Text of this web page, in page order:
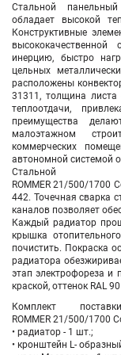
Стальной
обладает высокой
Конструктивные
инерцию, быстро
цельных
расположены
31311, толщина
теплоотдачи,
преимущества
малоэтажном
коммерческих
автономной системой
Стальной
ROMMER 21/500/1700
442. Точечная сварка
каналов позволяет
Каждый радиатор
крышка
почистить. Покраска
радиатора
этап электрофореза и
краской, оттенок RAL
Комплект
ROMMER 21/500/1700
• радиатор - 1 шт.;
• кронштейн L-